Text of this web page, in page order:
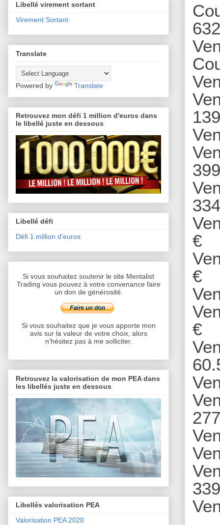
€
€
€
Libellé virement sortant
Virement Sortant
Translate
Powered by Translate
Retrouvez mon défi 1 million d'euros dans
le libellé juste en dessous
Libellé défi
Défi 1 million d'euros
Si vous souhaitez soutenir le site Mentalist
Trading vous pouvez à votre convenance faire
un don de générosité.
Si vous souhaitez que je vous apporte mon
avis sur la valeur de votre choix, alors
n’hésitez pas à me solliciter.
Retrouvez la valorisation de mon PEA dans
les libellés juste en dessous
Libellés valorisation PEA
Valorisation PEA 2020